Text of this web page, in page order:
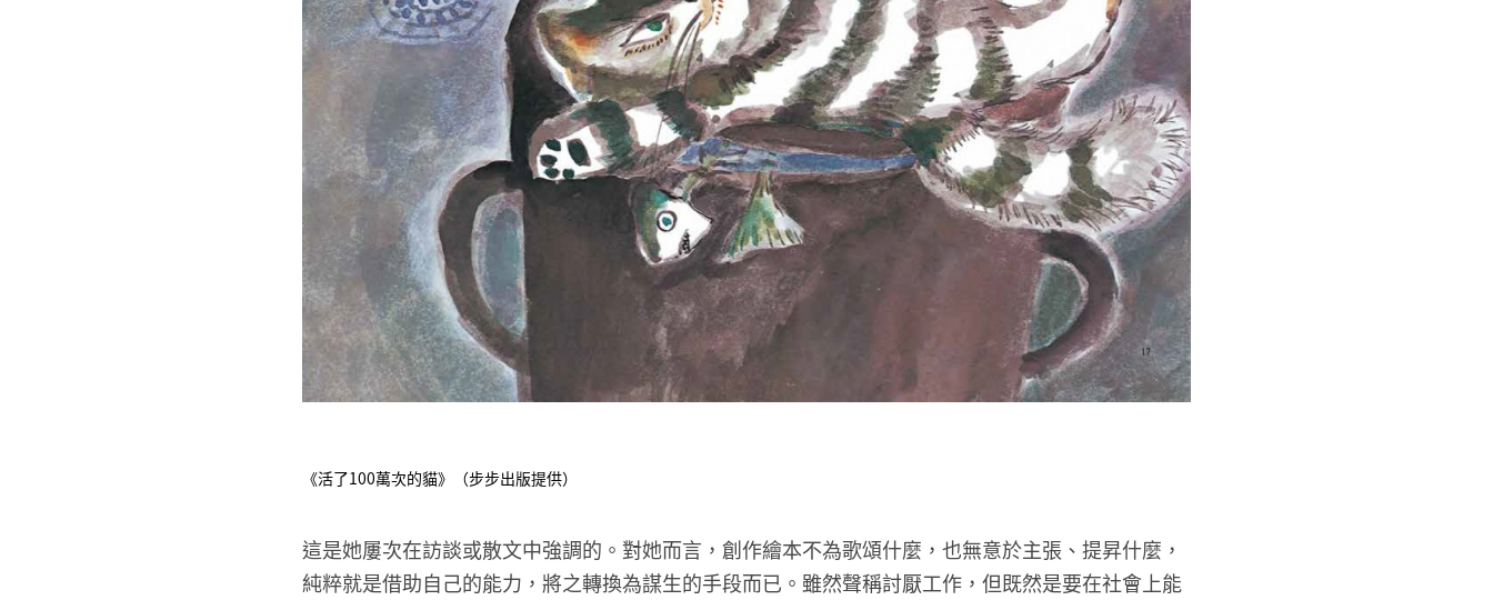
《活了100萬次的貓》（步步出版提供）
這是她屢次在訪談或散文中強調的。對她而言，創作繪本不為歌頌什麼，也無意於主張、提昇什麼，
純粹就是借助自己的能力，將之轉換為謀生的手段而已。雖然聲稱討厭工作，但既然是要在社會上能